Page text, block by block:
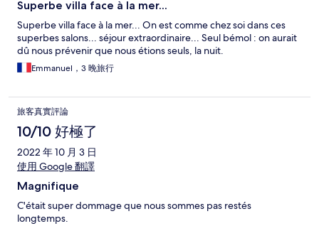
Superbe villa face à la mer...
Superbe villa face à la mer... On est comme chez soi dans ces
superbes salons... séjour extraordinaire... Seul bémol : on aurait
dû nous prévenir que nous étions seuls, la nuit.
Emmanuel，3 晚旅行
旅客真實評論
10/10 好極了
2022 年 10 月 3 日
使用 Google 翻譯
Magnifique
C'était super dommage que nous sommes pas restés
longtemps.